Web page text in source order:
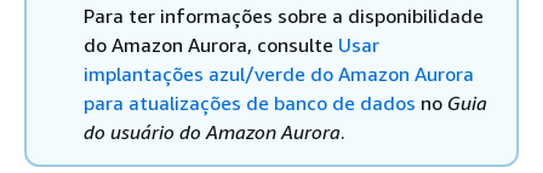
Para ter informações sobre a disponibilidade
do Amazon Aurora, consulte Usar
implantações azul/verde do Amazon Aurora
para atualizações de banco de dados no Guia
do usuário do Amazon Aurora.